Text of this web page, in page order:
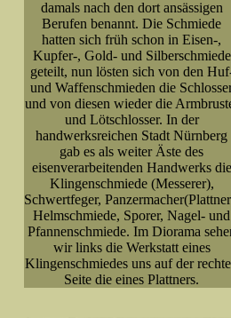
damals nach den dort ansässigen
Berufen benannt. Die Schmiede
hatten sich früh schon in Eisen-,
Kupfer-, Gold- und Silberschmiede
geteilt, nun lösten sich von den
und Waffenschmieden die
und von diesen wieder die
und Lötschlosser. In der
handwerksreichen Stadt Nürnberg
gab es als weiter Äste des
eisenverarbeitenden Handwerks die
Klingenschmiede (Messerer),
Schwertfeger,
Helmschmiede, Sporer, Nagel- und
Pfannenschmiede. Im Diorama
wir links die Werkstatt eines
Klingenschmiedes uns auf der
Seite die eines Plattners.